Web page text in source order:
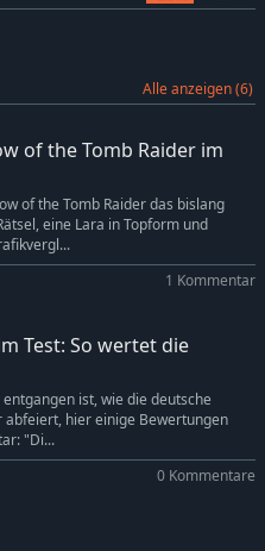
Alle anzeigen (6)
of the Tomb Raider im
of the Tomb Raider das bislang
eine Lara in Topform und
1 Kommentar
Test: So wertet die
ist, wie die deutsche
abfeiert, hier einige Bewertungen
"Di...
0 Kommentare